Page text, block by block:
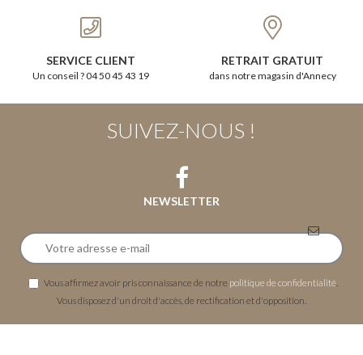
SERVICE CLIENT
Un conseil ? 04 50 45 43 19
RETRAIT GRATUIT
dans notre magasin d'Annecy
SUIVEZ-NOUS !
NEWSLETTER
Vous affirmez avoir pris connaissance de notre politique de confidentialité
Vous disposez d'un droit d'accès, de rectification et d'opposition.